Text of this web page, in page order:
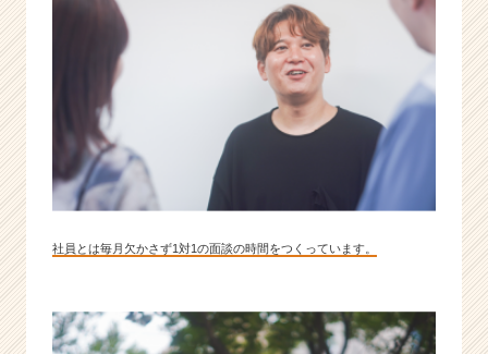
チ
成
長
社員とは毎月欠かさず1対1の面談の時間をつくっています。